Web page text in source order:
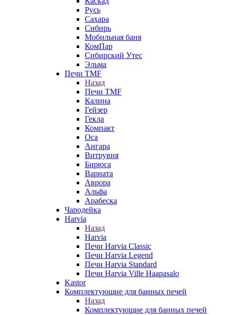
Русь
Сахара
Сибирь
Мобильная баня
КомПар
Сибирский Утес
Эльма
Печи TMF
Назад
Печи TMF
Калина
Гейзер
Гекла
Компакт
Оса
Ангара
Витрувия
Бирюса
Вариата
Аврора
Альфа
Арабеска
Чародейка
Harvia
Назад
Harvia
Печи Harvia Classic
Печи Harvia Legend
Печи Harvia Standard
Печи Harvia Ville Haapasalo
Kastor
Комплектующие для банных печей
Назад
Комплектующие для банных печей